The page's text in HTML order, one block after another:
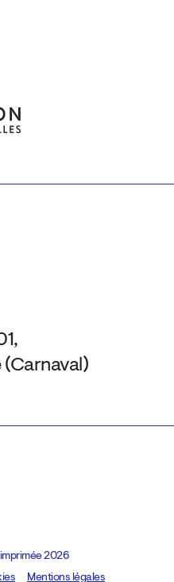
2026
Mentions légales